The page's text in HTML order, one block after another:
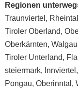
Regionen
Traunviertel , Rheintal
Tiroler Oberland,
Oberkärnten, Walgau
Tiroler Unterland,
steiermark, Innviertel ,
Pongau, Oberinntal ,